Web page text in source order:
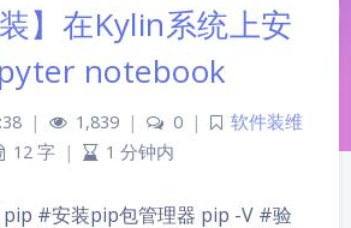
装】在Kylin系统上安
notebook
| 1,839 | 0 |
软件装维
12 字
| 1 分钟内
#安装pip包管理器 pip -V #验